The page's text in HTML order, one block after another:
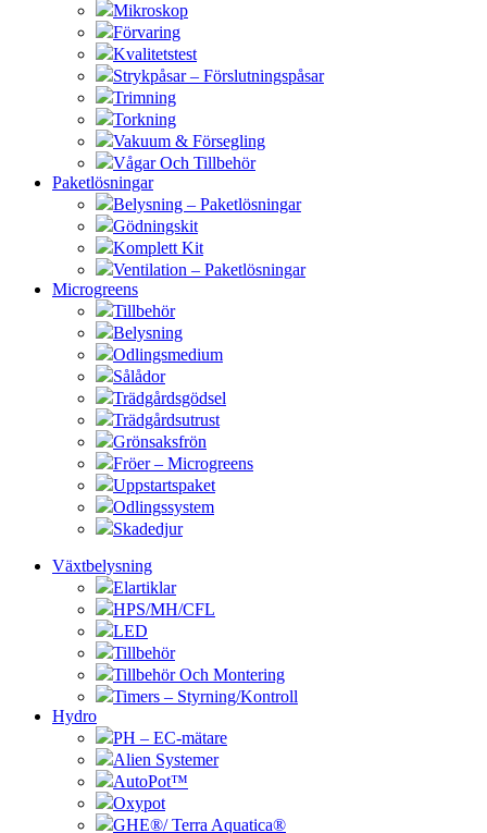
Mikroskop
Förvaring
Kvalitetstest
Strykpåsar – Förslutningspåsar
Trimning
Torkning
Vakuum & Försegling
Vågar Och Tillbehör
Paketlösningar
Belysning – Paketlösningar
Gödningskit
Komplett Kit
Ventilation – Paketlösningar
Microgreens
Tillbehör
Belysning
Odlingsmedium
Sålådor
Trädgårdsgödsel
Trädgårdsutrust
Grönsaksfrön
Fröer – Microgreens
Uppstartspaket
Odlingssystem
Skadedjur
Växtbelysning
Elartiklar
HPS/MH/CFL
LED
Tillbehör
Tillbehör Och Montering
Timers – Styrning/Kontroll
Hydro
PH – EC-mätare
Alien Systemer
AutoPot™
Oxypot
GHE®/ Terra Aquatica®